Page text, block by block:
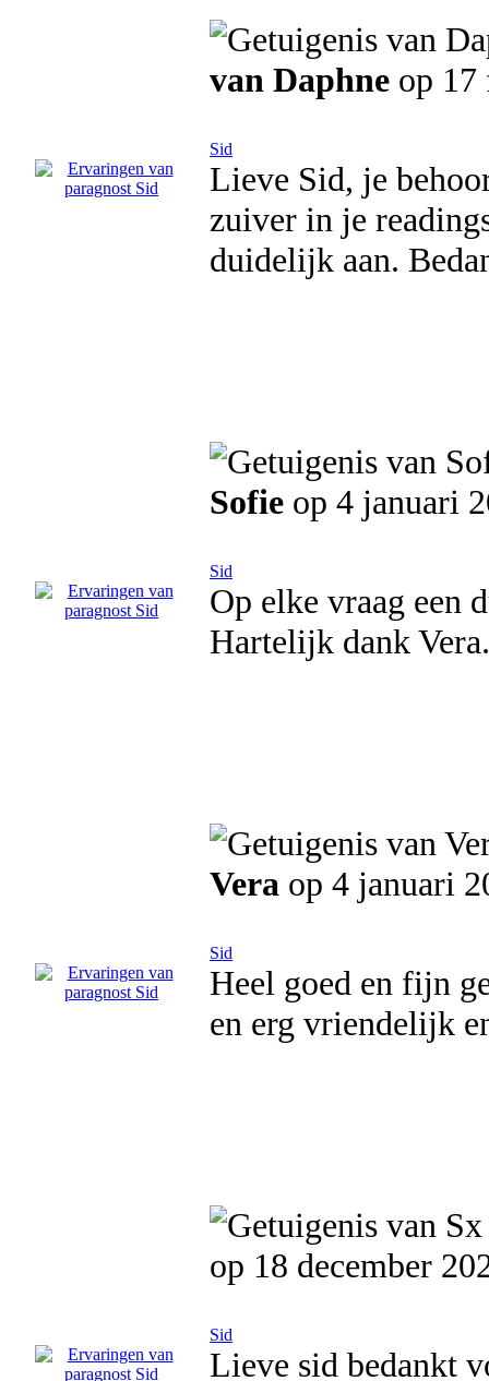
van Daphne op 17
Sid
Lieve Sid, je
zuiver in je
duidelijk aan.
Sofie op 4 januari
Sid
Op elke vraag een
Hartelijk dank Vera.
Vera op 4 januari
Sid
Heel goed en fijn
en erg vriendelijk
op 18 december
Sid
Lieve sid bedankt